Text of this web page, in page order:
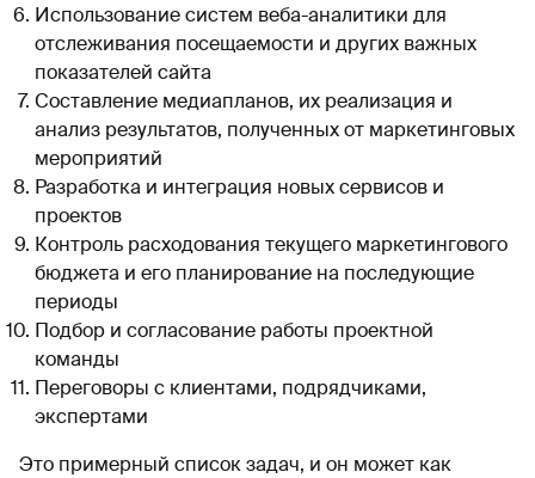
Использование систем веба-аналитики для
отслеживания посещаемости и других важных
показателей сайта
Составление медиапланов, их реализация и
анализ результатов, полученных от маркетинговых
мероприятий
Разработка и интеграция новых сервисов и
проектов
Контроль расходования текущего маркетингового
бюджета и его планирование на последующие
периоды
Подбор и согласование работы проектной
команды
Переговоры с клиентами, подрядчиками,
экспертами
Это примерный список задач, и он может как